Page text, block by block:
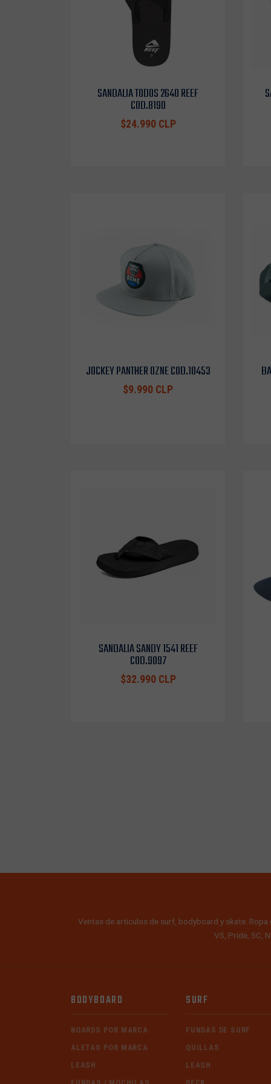
SANDALIA TODOS 2640 REEF
COD.8190
$24.990 CLP
JOCKEY PANTHER OZNE COD.10453
$9.990 CLP
SANDALIA SANDY 1541 REEF
COD.9097
$32.990 CLP
Ventas de articulos de surf, bodyboard y skate. Ropa
VS, Pride, 5C,
BODYBOARD
BOARDS POR MARCA
ALETAS POR MARCA
LEASH
SURF
FUNDAS DE SURF
QUILLAS
LEASH